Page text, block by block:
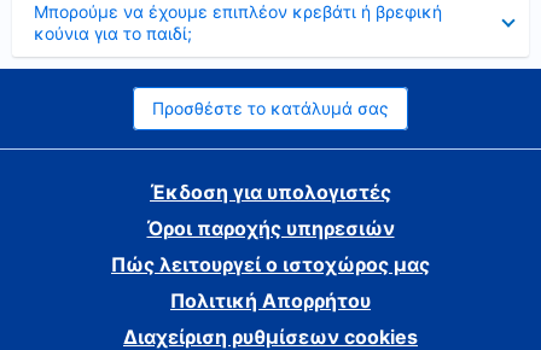
Μπορούμε να έχουμε επιπλέον κρεβάτι ή βρεφική
κούνια για το παιδί;
Προσθέστε το κατάλυμά σας
Έκδοση για υπολογιστές
Όροι παροχής υπηρεσιών
Πώς λειτουργεί ο ιστοχώρος μας
Πολιτική Απορρήτου
Διαχείριση ρυθμίσεων cookies